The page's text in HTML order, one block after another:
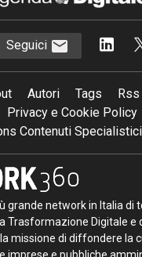
Seguici
Autori Tags
Privacy e Cookie Policy
Contenuti Specialistici
grande network in Italia di
Trasformazione Digitale e
missione di diffondere la
imprese e pubbliche